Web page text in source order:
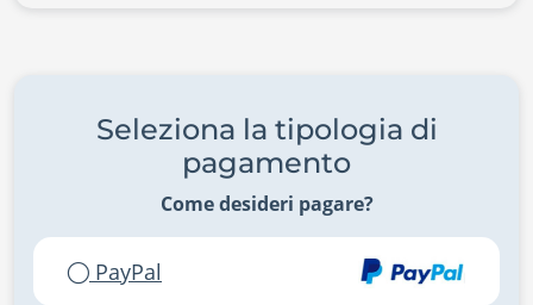
Seleziona la tipologia di
pagamento
Come desideri pagare?
PayPal